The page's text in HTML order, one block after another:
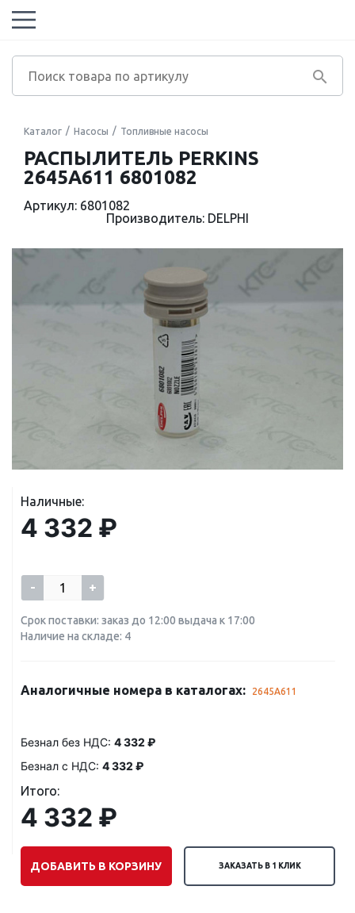
Каталог Насосы Топливные насосы
РАСПЫЛИТЕЛЬ PERKINS
2645A611 6801082
Артикул: 6801082
Производитель: DELPHI
Наличные:
4 332 ₽
- +
Срок поставки: заказ до 12:00 выдача к 17:00
Наличие на складе: 4
Аналогичные номера в каталогах: 2645A611
Безнал без НДС: 4 332 ₽
Безнал с НДС: 4 332 ₽
Итого:
4 332 ₽
ДОБАВИТЬ В КОРЗИНУ ЗАКАЗАТЬ В 1 КЛИК